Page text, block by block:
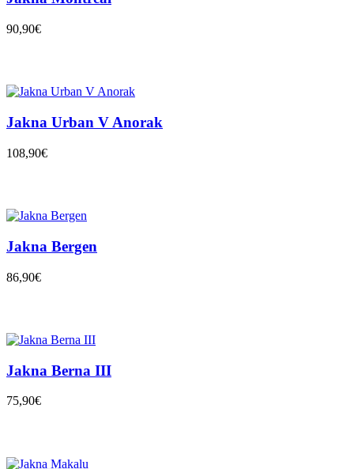
90,90€
Jakna Urban V Anorak
108,90€
Jakna Bergen
86,90€
Jakna Berna III
75,90€